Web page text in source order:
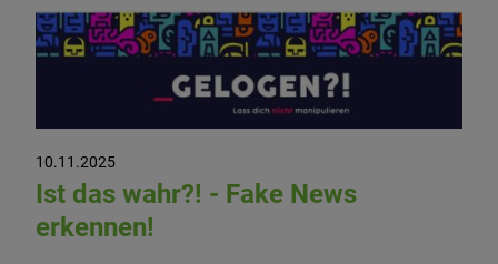
10.11.2025
Ist das wahr?! - Fake News
erkennen!